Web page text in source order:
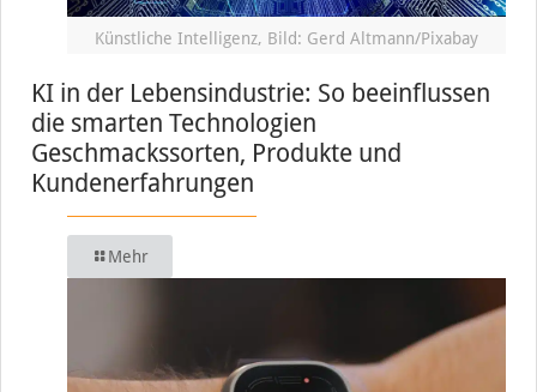
Künstliche Intelligenz, Bild: Gerd Altmann/Pixabay
KI in der Lebensindustrie: So beeinflussen
die smarten Technologien
Geschmackssorten, Produkte und
Kundenerfahrungen
Mehr